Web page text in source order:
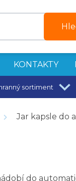
KONTAKTY
sortiment
Jar kapsle do
do